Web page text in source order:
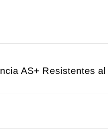
AS+ Resistentes